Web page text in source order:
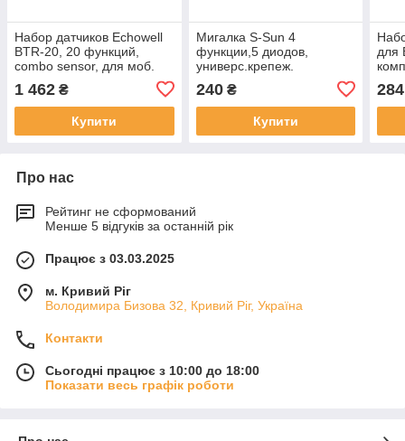
Набор датчиков Echowell
BTR-20, 20 функций,
combo sensor, для моб.
1 462 ₴
Купити
Мигалка S-Sun 4
функции,5 диодов,
универс.крепеж.
240₴
Купити
для
284
Про нас
Рейтинг не сформований
Менше 5 відгуків за останній рік
Працює з 03.03.2025
м. Кривий Ріг
Володимира Бизова 32, Кривий Ріг, Україна
Контакти
Сьогодні працює з 10:00 до 18:00
Показати весь графік роботи